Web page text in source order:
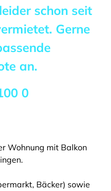
schon seit
Gerne
an.
0
Wohnung mit Balkon
Bäcker) sowie